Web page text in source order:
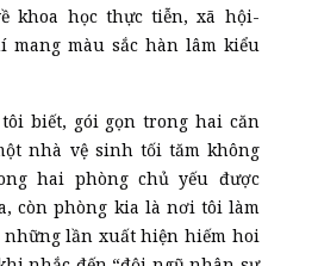
khoa học thực tiễn, xã hội-
màu sắc hàn lâm kiểu
biết, gói gọn trong hai căn
nhà vệ sinh tối tăm không
hai phòng chủ yếu được
còn phòng kia là nơi tôi làm
những lần xuất hiện hiếm hoi